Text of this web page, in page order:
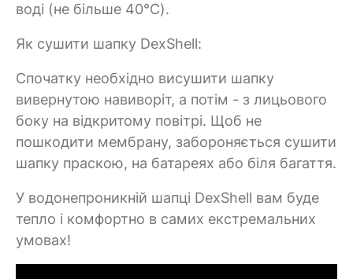
воді (не більше 40°C).
Як сушити шапку DexShell:
Спочатку необхідно висушити шапку
вивернутою навиворіт, а потім - з лицьового
боку на відкритому повітрі. Щоб не
пошкодити мембрану, забороняється сушити
шапку праскою, на батареях або біля багаття.
У водонепроникній шапці DexShell вам буде
тепло і комфортно в самих екстремальних
умовах!